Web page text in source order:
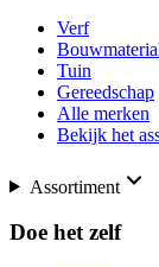
Verf
Tuin
Gereedschap
Alle merken
Bekijk het
Assortiment
Doe het zelf